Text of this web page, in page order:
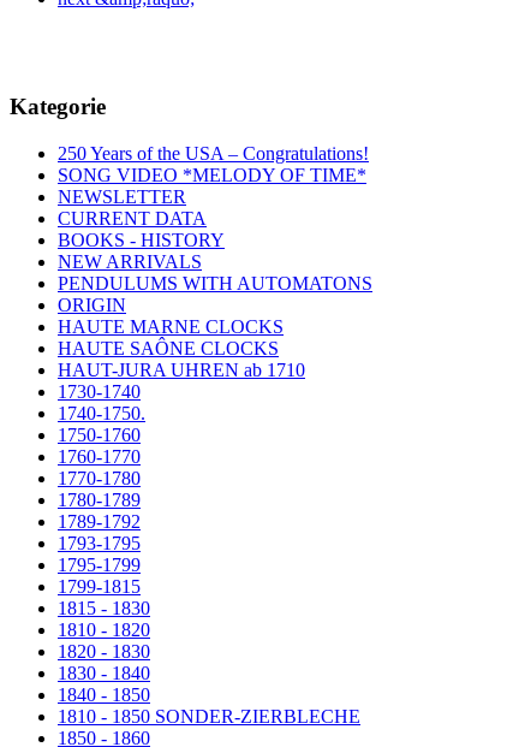
Kategorie
250 Years of the USA – Congratulations!
SONG VIDEO *MELODY OF TIME*
NEWSLETTER
CURRENT DATA
BOOKS - HISTORY
NEW ARRIVALS
PENDULUMS WITH AUTOMATONS
ORIGIN
HAUTE MARNE CLOCKS
HAUTE SAÔNE CLOCKS
HAUT-JURA UHREN ab 1710
1730-1740
1740-1750.
1750-1760
1760-1770
1770-1780
1780-1789
1789-1792
1793-1795
1795-1799
1799-1815
1815 - 1830
1810 - 1820
1820 - 1830
1830 - 1840
1840 - 1850
1810 - 1850 SONDER-ZIERBLECHE
1850 - 1860